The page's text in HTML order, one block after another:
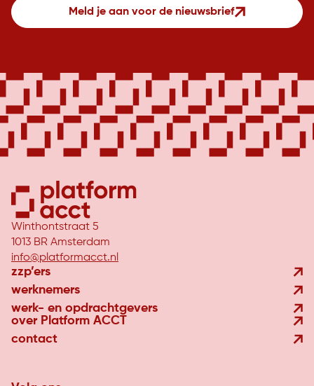
Meld je aan voor de nieuwsbrief
Winthontstraat 5
1013 BR Amsterdam
info@platformacct.nl
zzp’ers
werknemers
werk- en opdrachtgevers
over Platform ACCT
contact